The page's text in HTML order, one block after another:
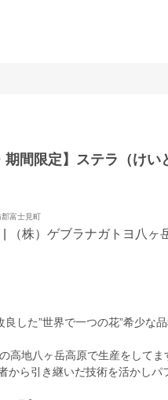
期間限定】ステラ（け
富士見町
| （株）ゲブラナガトヨ八ヶ
した”世界で一つの花”希少な
高地八ヶ岳高原で生産をしてま
から引き継いだ技術を活かしパ